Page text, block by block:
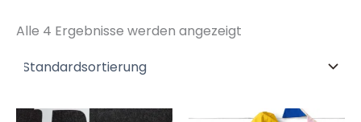
Alle 4 Ergebnisse werden angezeigt
Dieses
Ursprünglicher
Aktueller